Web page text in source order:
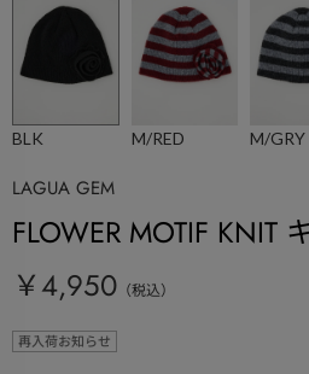
BLK M/RED M/GRY
LAGUA GEM
FLOWER MOTIF KNIT
￥4,950 （税込）
再入荷お知らせ